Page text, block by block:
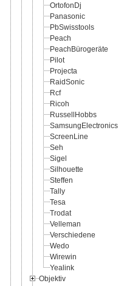
OrtofonDj
Panasonic
PbSwisstools
Peach
PeachBürogeräte
Pilot
Projecta
RaidSonic
Rcf
Ricoh
RussellHobbs
SamsungElectronics
ScreenLine
Seh
Sigel
Silhouette
Steffen
Tally
Tesa
Trodat
Velleman
Verschiedene
Wedo
Wirewin
Yealink
Objektiv